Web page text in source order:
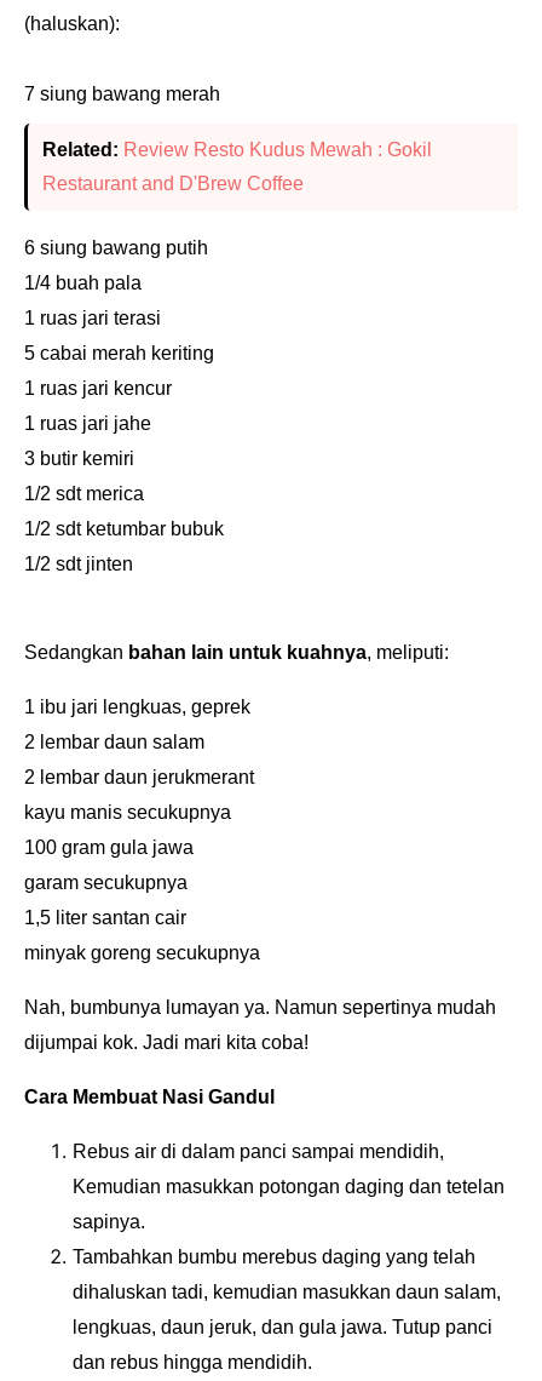
(haluskan):
7 siung bawang merah
Related: Review Resto Kudus Mewah : Gokil
Restaurant and D'Brew Coffee
6 siung bawang putih
1/4 buah pala
1 ruas jari terasi
5 cabai merah keriting
1 ruas jari kencur
1 ruas jari jahe
3 butir kemiri
1/2 sdt merica
1/2 sdt ketumbar bubuk
1/2 sdt jinten
Sedangkan bahan lain untuk kuahnya, meliputi:
1 ibu jari lengkuas, geprek
2 lembar daun salam
2 lembar daun jerukmerant
kayu manis secukupnya
100 gram gula jawa
garam secukupnya
1,5 liter santan cair
minyak goreng secukupnya
Nah, bumbunya lumayan ya. Namun sepertinya mudah
dijumpai kok. Jadi mari kita coba!
Cara Membuat Nasi Gandul
Rebus air di dalam panci sampai mendidih,
Kemudian masukkan potongan daging dan tetelan
sapinya.
Tambahkan bumbu merebus daging yang telah
dihaluskan tadi, kemudian masukkan daun salam,
lengkuas, daun jeruk, dan gula jawa. Tutup panci
dan rebus hingga mendidih.